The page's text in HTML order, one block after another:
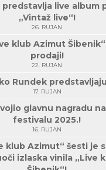
live album
„Vintaž live“!
26. RUJAN
klub Azimut
prodaji!
22. RUJAN
Rundek
17. RUJAN
glavnu nagradu
festivalu 2025.!
16. RUJAN
klub Azimut“ šesti je
izlaska vinila „Live